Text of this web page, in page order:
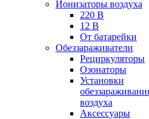
Ионизаторы воздуха
220 В
12 В
От батарейки
Обеззараживатели
Рециркуляторы
Озонаторы
Установки
воздуха
Аксессуары